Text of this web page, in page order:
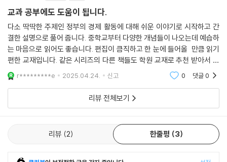
교과 공부에도 도움이 됩니다.
다소 딱딱한 주제인 정부의 경제 활동에 대해 쉬운 이야기로 시작하고 간
결한 설명으로 풀어 줍니다. 중학교부터 다양한 개념들이 나오는데 예습하
는 마음으로 읽어도 좋습니다. 편집이 큼직하고 한 눈에 들어올 만큼 읽기
편한 교재입니다. 같은 시리즈의 다른 책들도 학원 교재로 추천 받아서 잘
읽었습니다.
r*********e 2025.04.24. 신고 0 댓글0
리뷰 전체보기
리뷰 2 한줄평 3